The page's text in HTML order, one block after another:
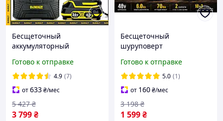
Бесщеточный
аккумуляторный
DCD996P2 (36V, 6Ah,
метал.патрон 13мм)
Ударный шуруповерт
Деволт gt
Готово к отправке
4.9 (7)
от633₴/мес
3 799₴
5 427 ₴
Бесщеточный
шуруповерт
шуруповерт Мощные
шуруповерты
Шуруповерт 2
аккумулятора
Готово к отправке
5.0 (1)
от 160₴/мес
1 599₴
3 198 ₴